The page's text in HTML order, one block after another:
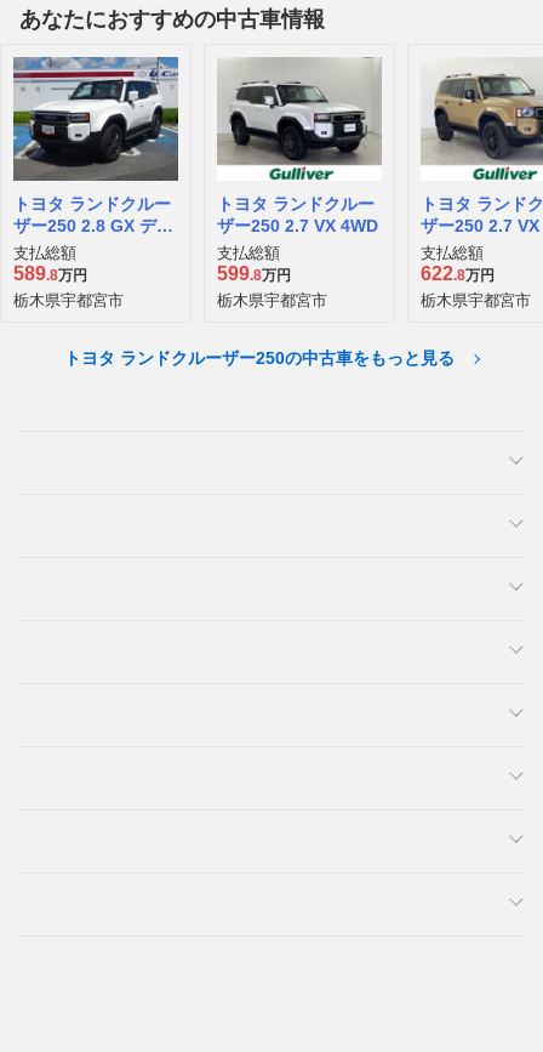
あなたにおすすめの中古車情報
トヨタ ランドクルー
ザー250 2.8 GX ディ
ーゼルターボ 4WD
支払総額
589.8万円
栃木県宇都宮市
トヨタ ランドクルー
ザー250 2.7 VX 4WD
支払総額
599.8万円
栃木県宇都宮市
トヨタ ランド
ザー250 2.7 VX
ースト エディ
4WD
支払総額
622.8万円
栃木県宇都宮市
トヨタ ランドクルーザー250の中古車をもっと見る